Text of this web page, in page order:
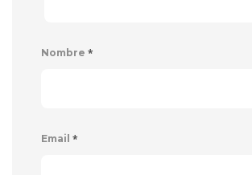
Nombre *
Email *